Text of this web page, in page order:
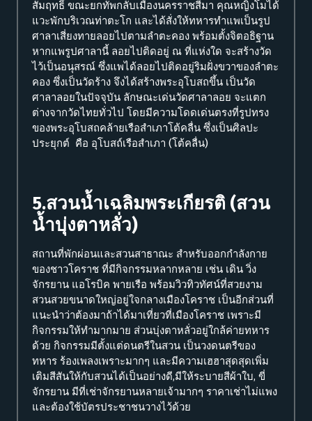
สัมฤทธิ์ ขณะยกทัพกลับเมืองนครราชสีมา คุณหญิงโมได้
แวะพักบริเวณท่าตะโก และได้สั่งให้ทหารทำแพเป็นรูป
ศาลาเสี่ยงทายลอยไปตามลำตะคอง พร้อมตั้งจิตอธิฐาน
หากแพรูปศาลานี้ ลอยไปติดอยู่ ณ ที่แห่งใด จะสร้างวัด
ไว้เป็นอนุสรณ์ ซึ่งแพได้ลอยไปติดอยู่ริมฝั่งขวาของลำตะ
คอง ซึ่งเป็นวัดร้าง จึงได้สร้างพระอุโบสถขึ้น เป็นวัด
ศาลาลอยในปัจจุบัน ลักษณะเด่นวัดศาลาลอย จะแตก
ต่างจากวัดไทยทั่วไป โดยมีความโดดเด่นตรงที่รูปทรง
ของพระอุโบสถคล้ายเรือสำเภาโต้คลื่น ซึ่งเป็นศิลปะ
ประยุกต์ คือ อุโบสถ์เรือสำเภา (โต้คลื่น)
5.สวนน้ำเฉลิมพระเกียรติ (สวน
น้ำบุ่งตาหลั่ว)
สถานที่พักผ่อนและสวนสาธาณะ สำหรับออกกำลังกาย
ของชาวโคราช ที่มีกิจกรรมหลากหลาย เช่น เดิน วิ่ง
จักรยาน แอโรบิค พายเรือ พร้อมวิวทิวทัศน์ที่สวยงาม
สวนสวยขนาดใหญ่อยู่ใจกลางเมืองโคราช เป็นอีกส่วนที่
แนะนำว่าต้องมาถ้าได้มาเที่ยวที่เมืองโคราช เพราะมี
กิจกรรมให้ทำมากมาย ส่วนบุ่งตาหลั่วอยู่ใกล้ค่ายทหาร
ด้วย กิจกรรมมีตั้งแต่ดนตรีในสวน เป็นวงดนตรีของ
ทหาร ร้องเพลงเพราะมากๆ และมีความเฮฮาสุดสุดเพิ่ม
เติมสีสันให้กับสวนได้เป็นอย่างดี,มีให้ระบายสีผ้าใบ, ขี่
จักรยาน มีที่เช่าจักรยานหลายเจ้ามากๆ ราคาเช่าไม่แพง
และต้องใช้บัตรประชาชนวางไว้ด้วย